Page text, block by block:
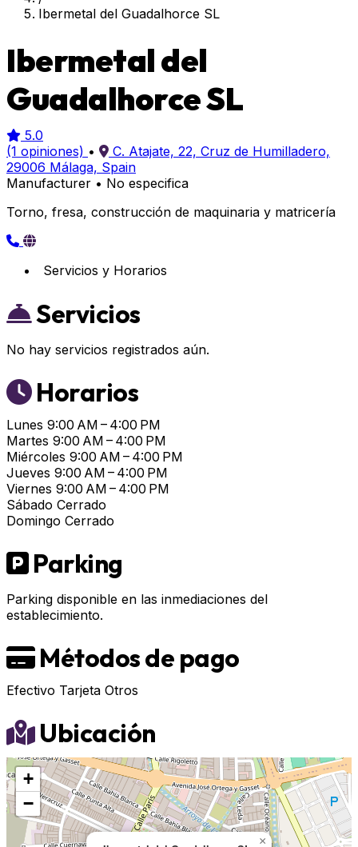
Ibermetal del Guadalhorce SL
Ibermetal del
Guadalhorce SL
5.0
(1 opiniones) •
C. Atajate, 22, Cruz de Humilladero,
29006 Málaga, Spain
Manufacturer • No especifica
Torno, fresa, construcción de maquinaria y matricería
Servicios y Horarios
Servicios
No hay servicios registrados aún.
Horarios
Lunes 9:00 AM – 4:00 PM
Martes 9:00 AM – 4:00 PM
Miércoles 9:00 AM – 4:00 PM
Jueves 9:00 AM – 4:00 PM
Viernes 9:00 AM – 4:00 PM
Sábado Cerrado
Domingo Cerrado
Parking
Parking disponible en las inmediaciones del
establecimiento.
Métodos de pago
Efectivo Tarjeta Otros
Ubicación
×
+
−